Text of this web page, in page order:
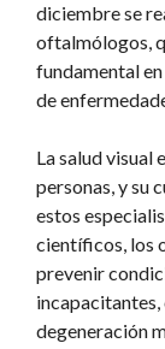
diciembre se
oftalmólogos,
fundamental
de
La salud visual
personas, y su
estos
científicos, los
prevenir
degeneración